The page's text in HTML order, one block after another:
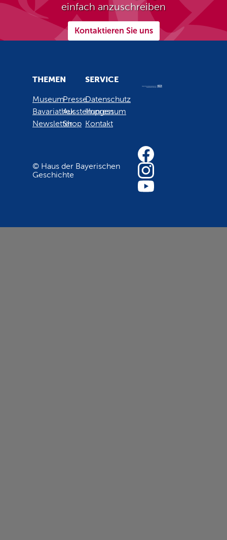
einfach anzuschreiben
Kontaktieren Sie uns
THEMEN
Museum
Bavariathek
Newsletter
Presse
Ausstellungen
Shop
SERVICE
Datenschutz
Impressum
Kontakt
© Haus der Bayerischen
Geschichte